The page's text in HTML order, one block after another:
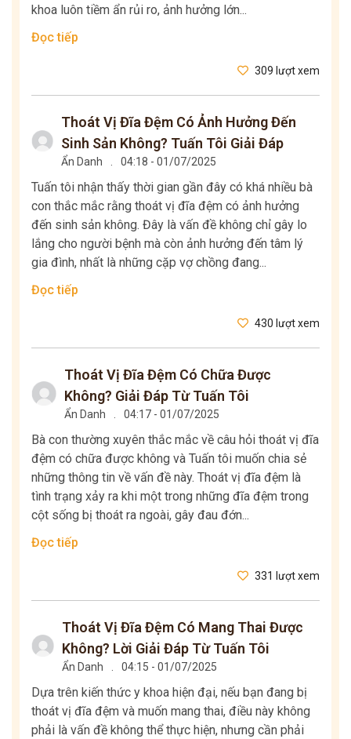
khoa luôn tiềm ẩn rủi ro, ảnh hưởng lớn...
Đọc tiếp
309 lượt xem
Thoát Vị Đĩa Đệm Có Ảnh Hưởng Đến
Sinh Sản Không? Tuấn Tôi Giải Đáp
Ẩn Danh . 04:18 - 01/07/2025
Tuấn tôi nhận thấy thời gian gần đây có khá nhiều bà
con thắc mắc rằng thoát vị đĩa đệm có ảnh hưởng
đến sinh sản không. Đây là vấn đề không chỉ gây lo
lắng cho người bệnh mà còn ảnh hưởng đến tâm lý
gia đình, nhất là những cặp vợ chồng đang...
Đọc tiếp
430 lượt xem
Thoát Vị Đĩa Đệm Có Chữa Được
Không? Giải Đáp Từ Tuấn Tôi
Ẩn Danh . 04:17 - 01/07/2025
Bà con thường xuyên thắc mắc về câu hỏi thoát vị đĩa
đệm có chữa được không và Tuấn tôi muốn chia sẻ
những thông tin về vấn đề này. Thoát vị đĩa đệm là
tình trạng xảy ra khi một trong những đĩa đệm trong
cột sống bị thoát ra ngoài, gây đau đớn...
Đọc tiếp
331 lượt xem
Thoát Vị Đĩa Đệm Có Mang Thai Được
Không? Lời Giải Đáp Từ Tuấn Tôi
Ẩn Danh . 04:15 - 01/07/2025
Dựa trên kiến thức y khoa hiện đại, nếu bạn đang bị
thoát vị đĩa đệm và muốn mang thai, điều này không
phải là vấn đề không thể thực hiện, nhưng cần phải